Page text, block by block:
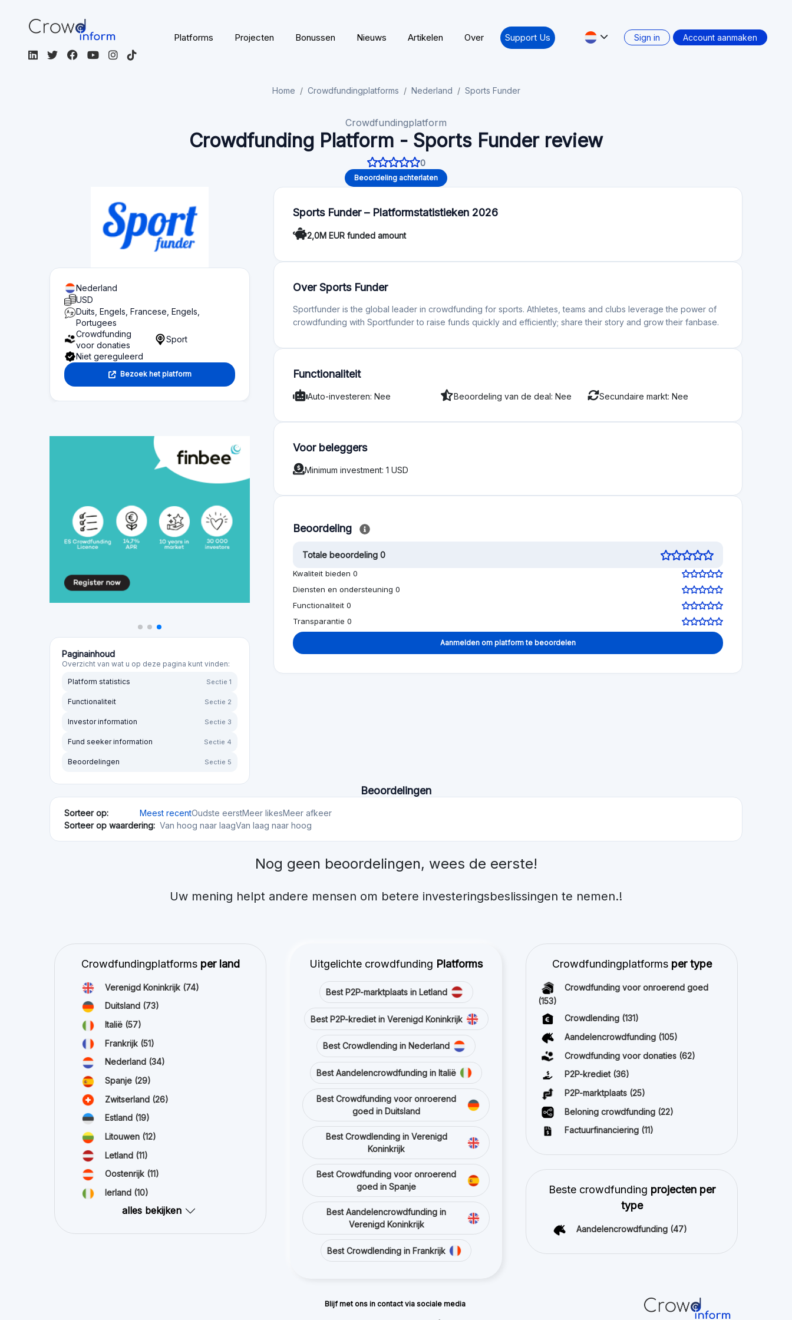
Platforms Projecten Bonussen Nieuws Artikelen Over Support Us Sign in Account aanmaken
Home Crowdfundingplatforms Nederland Sports Funder
Crowdfundingplatform
Crowdfunding Platform - Sports Funder review
0
Beoordeling achterlaten
Nederland
USD
Duits, Engels, Francese, Engels,
Portugees
Crowdfunding
voor donaties
Sport
Niet gereguleerd
Bezoek het platform
Paginainhoud
Overzicht van wat u op deze pagina kunt vinden:
Platform statistics
Sectie 1
Functionaliteit Sectie 2
Investor information Sectie 3
Fund seeker information Sectie 4
Beoordelingen Sectie 5
Sports Funder – Platformstatistieken 2026
2,0M EUR funded amount
Over Sports Funder
Sportfunder is the global leader in crowdfunding for sports. Athletes, teams and clubs leverage the power of
crowdfunding with Sportfunder to raise funds quickly and efficiently; share their story and grow their fanbase.
Functionaliteit
Auto-investeren: Nee Beoordeling van de deal: Nee Secundaire markt: Nee
Voor beleggers
Minimum investment: 1 USD
Beoordeling
Totale beoordeling 0
Kwaliteit bieden 0
Diensten en ondersteuning 0
Functionaliteit 0
Transparantie 0
Aanmelden om platform te beoordelen
Beoordelingen
Sorteer op: Meest recentOudste eerstMeer likesMeer afkeer
Sorteer op waardering: Van hoog naar laagVan laag naar hoog
Nog geen beoordelingen, wees de eerste!
Uw mening helpt andere mensen om betere investeringsbeslissingen te nemen.!
Crowdfundingplatforms per land
Verenigd Koninkrijk (74)
Duitsland (73)
Italië (57)
Frankrijk (51)
Nederland (34)
Spanje (29)
Zwitserland (26)
Estland (19)
Litouwen (12)
Letland (11)
Oostenrijk (11)
Ierland (10)
alles bekijken
Uitgelichte crowdfunding Platforms
Best P2P-marktplaats in Letland
Best P2P-krediet in Verenigd Koninkrijk
Best Crowdlending in Nederland
Best Aandelencrowdfunding in Italië
Best Crowdfunding voor onroerend
goed in Duitsland
Best Crowdlending in Verenigd
Koninkrijk
Best Crowdfunding voor onroerend
goed in Spanje
Best Aandelencrowdfunding in
Verenigd Koninkrijk
Best Crowdlending in Frankrijk
Crowdfundingplatforms per type
Crowdfunding voor onroerend goed
(153)
Crowdlending (131)
Aandelencrowdfunding (105)
Crowdfunding voor donaties (62)
P2P-krediet (36)
P2P-marktplaats (25)
Beloning crowdfunding (22)
Factuurfinanciering (11)
Beste crowdfunding projecten per
type
Aandelencrowdfunding (47)
Blijf met ons in contact via sociale media